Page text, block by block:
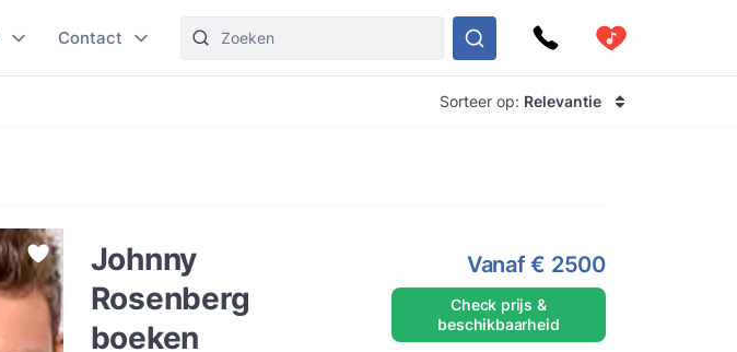
Contact
Sorteer op: Relevantie
Johnny
Rosenberg
boeken
Vanaf€ 2500
Check prijs &
beschikbaarheid